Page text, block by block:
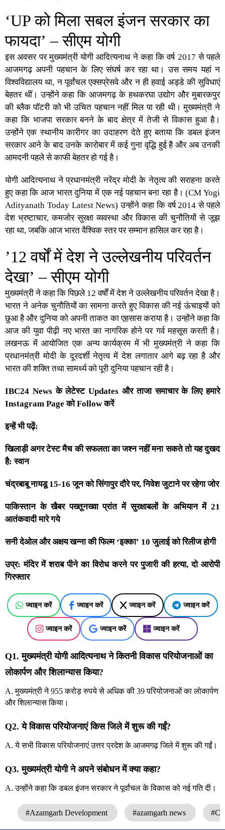
‘UP को मिला सबल इंजन सरकार का
फायदा’ – सीएम योगी
इस अवसर परमुख्यमंत्री योगी आदित्यनाथने कहा कि वर्ष 2017 से पहले
आजमगढ़ अपनी पहचान के लिए संघर्ष कर रहा था। उस समय यहां न
विश्वविद्यालय था, न पूर्वांचल एक्सप्रेसवे और न ही हवाई अड्डे की सुविधाएं
बेहतर थीं। उन्होंने कहा कि आजमगढ़ के हथकरघा उद्योग और मुबारकपुर
की ब्लैक पॉटरी को भी उचित पहचान नहीं मिल पा रही थी। मुख्यमंत्री ने
कहा कि भाजपा सरकार बनने के बाद क्षेत्र में तेजी से विकास हुआ है।
उन्होंने एक स्थानीय कारीगर का उदाहरण देते हुए बताया कि डबल इंजन
सरकार आने के बाद उनके कारोबार में कई गुना वृद्धि हुई है और अब उनकी
आमदनी पहले से काफी बेहतर हो गई है।
योगी आदित्यनाथनेप्रधानमंत्री नरेंद्र मोदी के नेतृत्व की सराहना करते
हुए कहा कि आज भारत दुनिया में एक नई पहचान बना रहा है। (CM Yogi
Adityanath Today Latest News) उन्होंने कहा कि वर्ष 2014 से पहले
देश भ्रष्टाचार, कमजोर सुरक्षा व्यवस्था और विकास की चुनौतियों से जूझ
रहा था, जबकि आज भारत वैश्विक स्तर पर सम्मान हासिल कर रहा है।
’12 वर्षों में देश ने उल्लेखनीय परिवर्तन
देखा’ – सीएम योगी
मुख्यमंत्रीने कहा कि पिछले 12 वर्षों में देश ने उल्लेखनीय परिवर्तन देखा है।
भारत ने अनेक चुनौतियों का सामना करते हुए विकास की नई ऊंचाइयों को
छुआ है और दुनिया को अपनी ताकत का एहसास कराया है। उन्होंने कहा कि
आज की युवा पीढ़ी नए भारत का नागरिक होने पर गर्व महसूस करती है।
लखनऊ में आयोजित एक अन्य कार्यक्रम में भीमुख्यमंत्री ने कहा कि
प्रधानमंत्री मोदीके दूरदर्शी नेतृत्व में देश लगातार आगे बढ़ रहा है और
भारत की शक्ति तथा सामर्थ्य को पूरी दुनिया पहचान रही है।
IBC24 News के लेटेस्ट Updates और ताजा समाचार के लिए हमारे
Instagram Page को Follow करें
इन्हें भी पढ़ें:
खिलाड़ी अगर टेस्ट मैच की सफलता का जश्न नहीं मना सकते तो यह दुखद
है: स्वान
चंद्रबाबू नायडू 15-16 जून को सिंगापुर दौरे पर, निवेश जुटाने पर रहेगा जोर
पाकिस्तान के खैबर पख्तूनख्वा प्रांत में सुरक्षाबलों के अभियान में 21
आतंकवादी मारे गये
सनी देओल और अक्षय खन्ना की फिल्म ‘इक्का’ 10 जुलाई को रिलीज होगी
उप्र: मंदिर में शराब पीने का विरोध करने पर पुजारी की हत्या, दो आरोपी
गिरफ्तार
ज्वाइन करें ज्वाइन करें ज्वाइन करें ज्वाइन करें
ज्वाइन करें ज्वाइन करें ज्वाइन करें
Q1. मुख्यमंत्री योगी आदित्यनाथ ने कितनी विकास परियोजनाओं का
लोकार्पण और शिलान्यास किया?
A. मुख्यमंत्री ने 955 करोड़ रुपये से अधिक की 39 परियोजनाओं का लोकार्पण
और शिलान्यास किया।
Q2. ये विकास परियोजनाएं किस जिले में शुरू की गईं?
A. ये सभी विकास परियोजनाएं उत्तर प्रदेश के आजमगढ़ जिले में शुरू की गईं।
Q3. मुख्यमंत्री योगी ने अपने संबोधन में क्या कहा?
A. उन्होंने कहा कि डबल इंजन सरकार ने पूर्वांचल के विकास को नई गति दी।
#Azamgarh Development #azamgarh news